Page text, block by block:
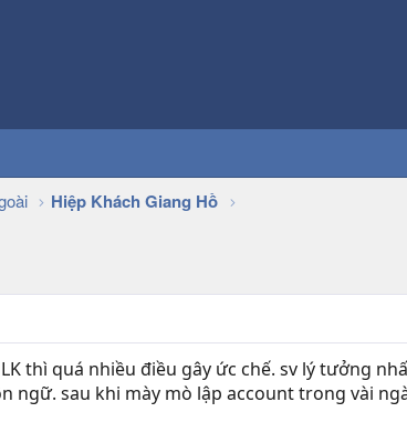
Hiệp Khách Giang Hồ
thì quá nhiều điều gây ức chế. sv lý tưởng
ngữ. sau khi mày mò lập account trong vài